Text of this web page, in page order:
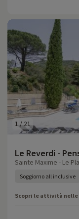
1/21
Le Reverdi -
Sainte Maxime - Le
Soggiorno all inclusive
Scopri le attività nelle